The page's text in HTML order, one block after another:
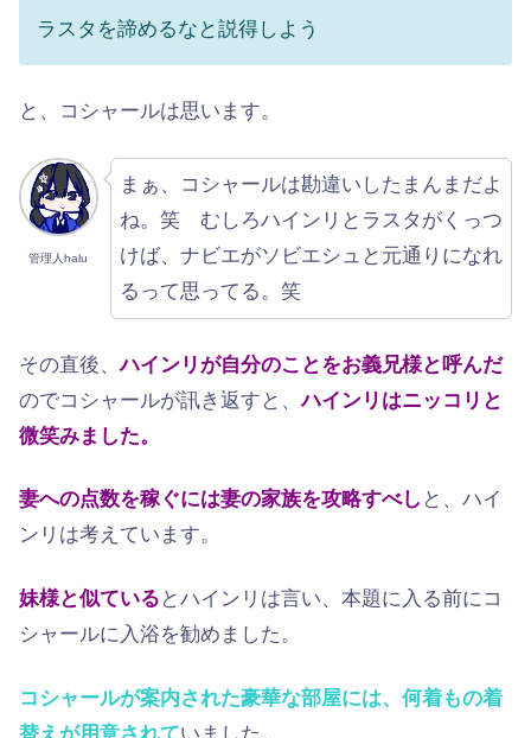
ラスタを諦めるなと説得しよう
と、コシャールは思います。
管理人halu
まぁ、コシャールは勘違いしたまんまだよ
ね。笑 むしろハインリとラスタがくっつ
けば、ナビエがソビエシュと元通りになれ
るって思ってる。笑
その直後、ハインリが自分のことをお義兄様と呼んだ
のでコシャールが訊き返すと、ハインリはニッコリと
微笑みました。
妻への点数を稼ぐには妻の家族を攻略すべし と、ハイ
ンリは考えています。
妹様と似ている とハインリは言い、本題に入る前にコ
シャールに入浴を勧めました。
コシャールが案内された豪華な部屋には、何着もの着